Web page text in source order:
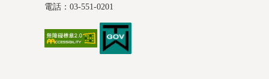
電話：03-551-0201